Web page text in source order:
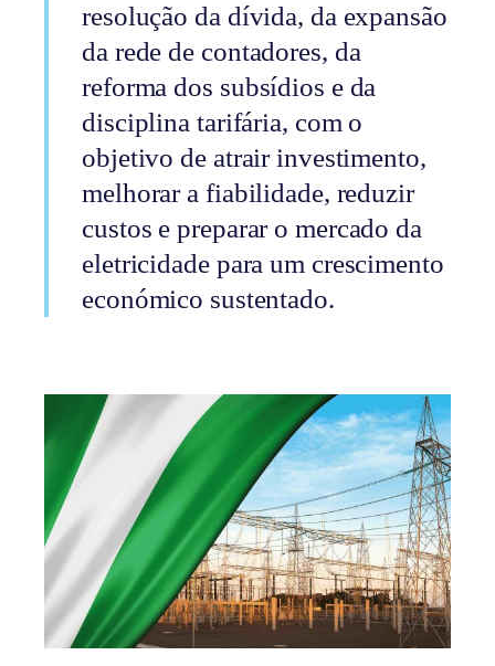
resolução da dívida, da expansão
da rede de contadores, da
reforma dos subsídios e da
disciplina tarifária, com o
objetivo de atrair investimento,
melhorar a fiabilidade, reduzir
custos e preparar o mercado da
eletricidade para um crescimento
económico sustentado.